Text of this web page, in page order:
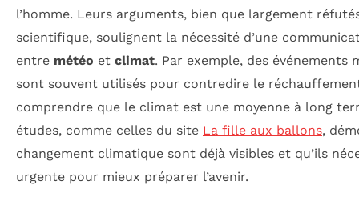
l’homme. Leurs arguments, bien que largement
scientifique, soulignent la nécessité d’une
entre météo et climat. Par exemple, des événements
sont souvent utilisés pour contredire le
comprendre que le climat est une moyenne à long
études, comme celles du site La fille aux ballons,
changement climatique sont déjà visibles et qu’ils
urgente pour mieux préparer l’avenir.